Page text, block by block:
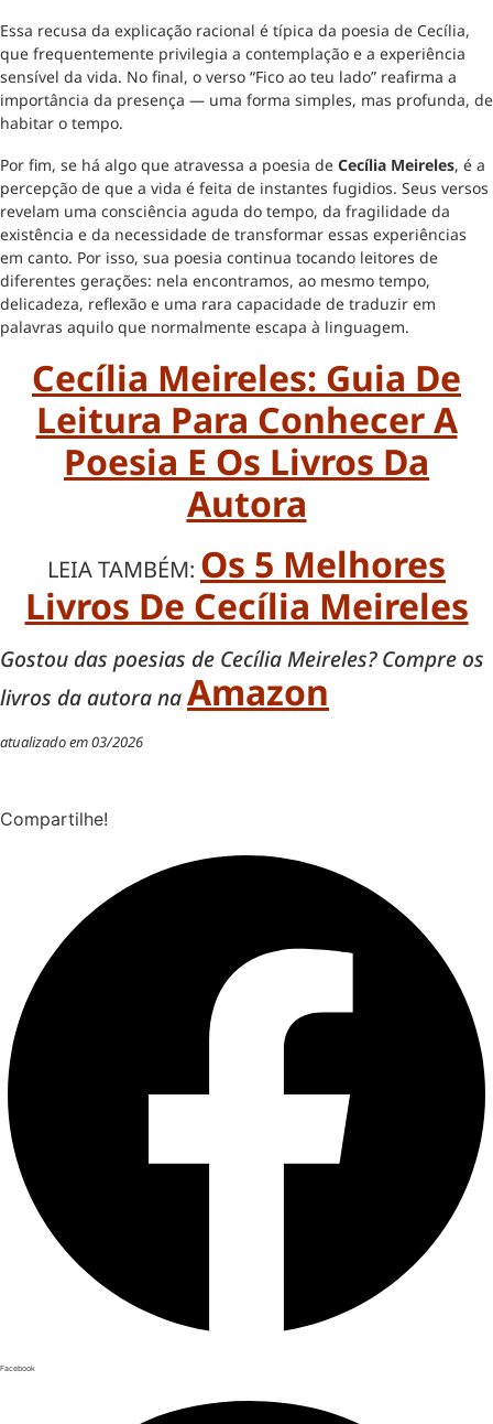
Essa recusa da explicação racional é típica da poesia de Cecília,
que frequentemente privilegia a contemplação e a experiência
sensível da vida. No final, o verso “Fico ao teu lado” reafirma a
importância da presença — uma forma simples, mas profunda, de
habitar o tempo.
Por fim, se há algo que atravessa a poesia de Cecília Meireles, é a
percepção de que a vida é feita de instantes fugidios. Seus versos
revelam uma consciência aguda do tempo, da fragilidade da
existência e da necessidade de transformar essas experiências
em canto. Por isso, sua poesia continua tocando leitores de
diferentes gerações: nela encontramos, ao mesmo tempo,
delicadeza, reflexão e uma rara capacidade de traduzir em
palavras aquilo que normalmente escapa à linguagem.
Cecília Meireles: Guia De
Leitura Para Conhecer A
Poesia E Os Livros Da
Autora
LEIA TAMBÉM: Os 5 Melhores
Livros De Cecília Meireles
Gostou das poesias de Cecília Meireles? Compre os
livros da autora naAmazon
atualizado em 03/2026
Compartilhe!
Facebook